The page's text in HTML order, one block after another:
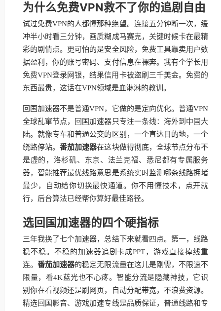
为什么免费VPN救不了你的追剧自由
试过免费VPN的人都懂那种绝望。连接五分钟断一次，缓
冲半小时看三分钟，画质糊成马赛克，关键时候卡在最精
彩的剧情点。更可怕的是安全风险，免费工具靠卖用户数
据盈利，你的账号密码、支付信息在裸奔。我有个学长用
免费VPN登录网银，结果信用卡被盗刷三千美金。免费的
东西最贵，这话在VPN领域是血淋淋的教训。
回国加速器不是普通VPN，它做的是定向优化。普通VPN
全球乱窜节点，回国加速器只专注一条线：海外到中国大
陆。就像专车和普通公交的区别，一个直达目的地，一个
绕路停站。番茄加速器在这块做得彻底，全球节点分布不
是虚的，洛杉矶、东京、法兰克福、悉尼都有专属服务
器，智能推荐最优线路意思是系统实时监测哪条线路拥堵
最少，自动给你切换最快通道。你不用懂技术，点开就
行，后台算法已经帮你算好最佳路径。
选回国加速器的四个硬指标
三年我换了七个加速器，总结下来就看四点。第一，线路
稳不稳。不稳的加速器追剧卡成PPT，游戏直接掉线重
连。番茄加速器的稳定无限流量在这儿是刚需，不限速不
限量，看4K蓝光也不心疼。智能分流是隐藏神技，它识
别你在看视频还是刷网页，自动分配带宽，不浪费资源。
精选回国影音、游戏加速专线是品质保证，普通线路和专